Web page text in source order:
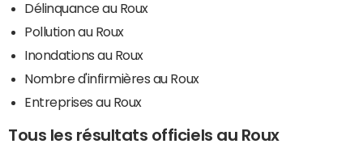
Délinquance au Roux
Pollution au Roux
Inondations au Roux
Nombre d'infirmières au Roux
Entreprises au Roux
Tous les résultats officiels au Roux